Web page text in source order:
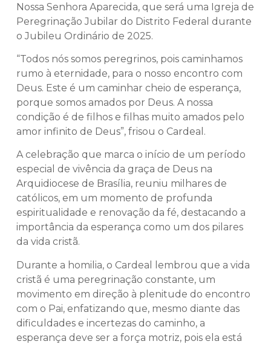
Nossa Senhora Aparecida, que será uma Igreja de
Peregrinação Jubilar do Distrito Federal durante
o Jubileu Ordinário de 2025.
“Todos nós somos peregrinos, pois caminhamos
rumo à eternidade, para o nosso encontro com
Deus. Este é um caminhar cheio de esperança,
porque somos amados por Deus. A nossa
condição é de filhos e filhas muito amados pelo
amor infinito de Deus”, frisou o Cardeal.
A celebração que marca o início de um período
especial de vivência da graça de Deus na
Arquidiocese de Brasília, reuniu milhares de
católicos, em um momento de profunda
espiritualidade e renovação da fé, destacando a
importância da esperança como um dos pilares
da vida cristã.
Durante a homilia, o Cardeal lembrou que a vida
cristã é uma peregrinação constante, um
movimento em direção à plenitude do encontro
com o Pai, enfatizando que, mesmo diante das
dificuldades e incertezas do caminho, a
esperança deve ser a força motriz, pois ela está